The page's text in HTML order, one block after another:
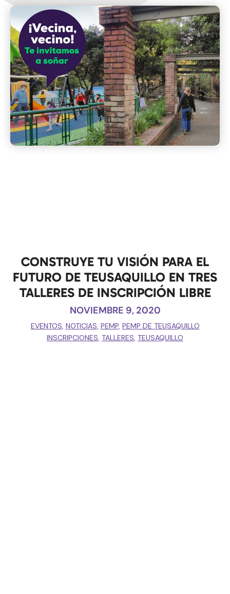
CONSTRUYE TU VISIÓN PARA EL
FUTURO DE TEUSAQUILLO EN TRES
TALLERES DE INSCRIPCIÓN LIBRE
NOVIEMBRE 9, 2020
EVENTOS, NOTICIAS, PEMP, PEMP DE TEUSAQUILLO
INSCRIPCIONES, TALLERES, TEUSAQUILLO